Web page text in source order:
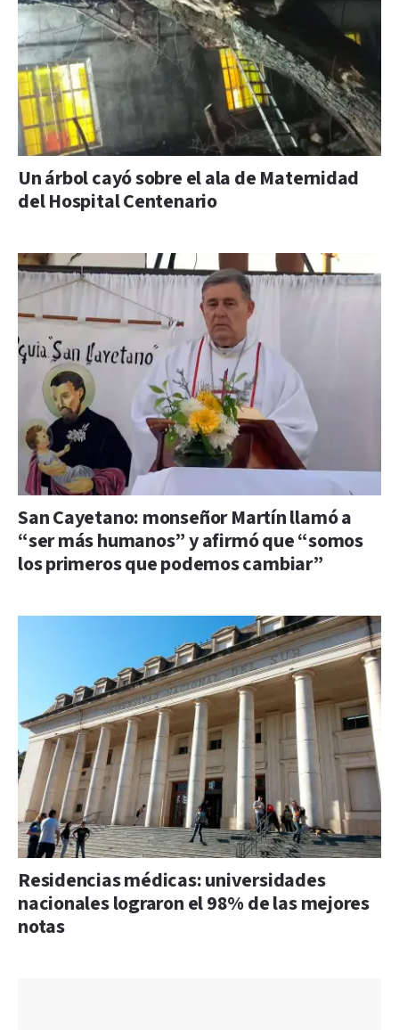
Un árbol cayó sobre el ala de Maternidad
del Hospital Centenario
San Cayetano: monseñor Martín llamó a
“ser más humanos” y afirmó que “somos
los primeros que podemos cambiar”
Residencias médicas: universidades
nacionales lograron el 98% de las mejores
notas